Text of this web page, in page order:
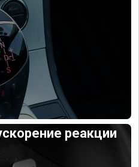
реакции